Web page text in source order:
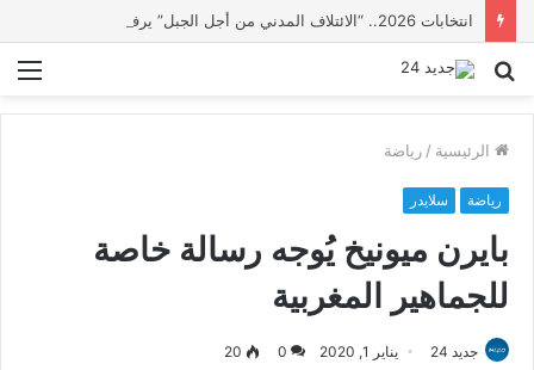
بحث
الرئيسية / رياضة
رياضة سلايدر
بايرن ميونيخ يُوجه رسالة خاصة
للجماهير المغربية
جديد 24 يناير 1, 2020 0
20